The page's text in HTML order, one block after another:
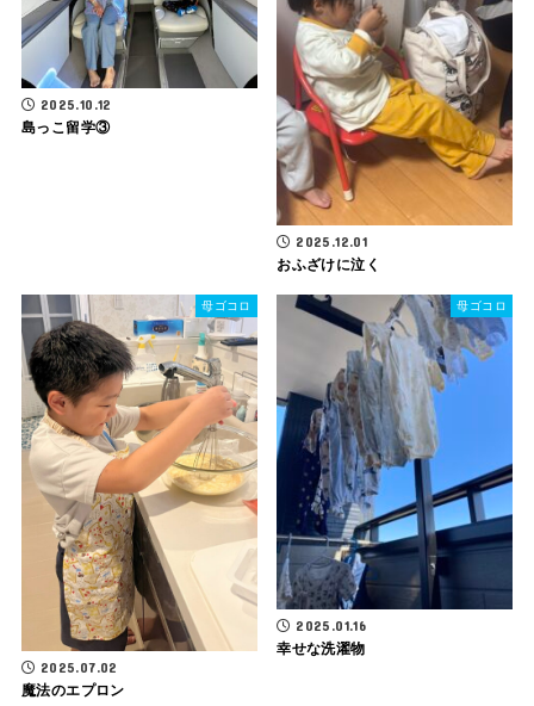
2025.10.12
島っこ留学③
2025.12.01
おふざけに泣く
母ゴコロ
2025.07.02
魔法のエプロン
母ゴコロ
2025.01.16
幸せな洗濯物